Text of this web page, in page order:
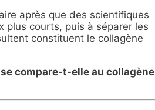
après que des scientifiques
plus courts, puis à séparer les
constituent le collagène
compare-t-elle au collagène